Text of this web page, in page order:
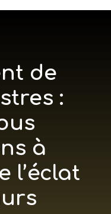
de
:
à
l’éclat